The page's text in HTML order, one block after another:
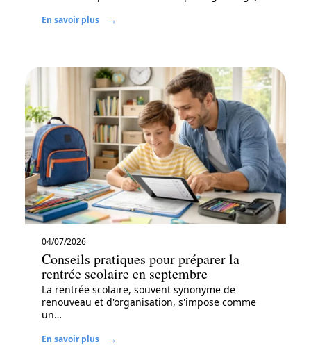
En savoir plus
04/07/2026
Conseils pratiques pour préparer la
rentrée scolaire en septembre
La rentrée scolaire, souvent synonyme de
renouveau et d'organisation, s'impose comme
un…
En savoir plus